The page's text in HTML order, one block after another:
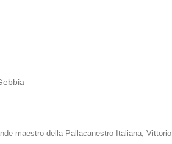
maestro della Pallacanestro Italiana, Vittorio